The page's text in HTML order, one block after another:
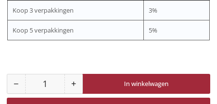
Koop 3 verpakkingen 3%
Koop 5 verpakkingen 5%
− Aantal
voor
Aantal +Aantal
voor
In winkelwagen